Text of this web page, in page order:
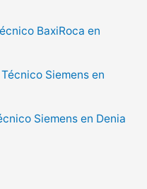
BaxiRoca en
Siemens en Denia